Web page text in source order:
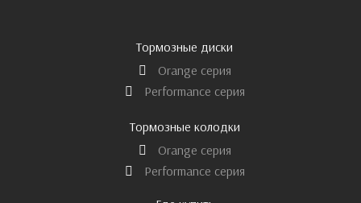
Тормозные диски
Orange серия
Performance серия
Тормозные колодки
Orange серия
Performance серия